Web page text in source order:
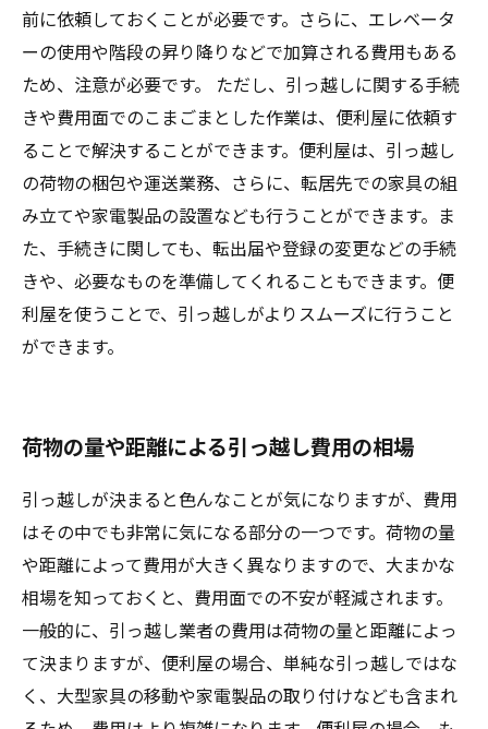
前に依頼しておくことが必要です。さらに、エレベータ
ーの使用や階段の昇り降りなどで加算される費用もある
ため、注意が必要です。 ただし、引っ越しに関する手続
きや費用面でのこまごまとした作業は、便利屋に依頼す
ることで解決することができます。便利屋は、引っ越し
の荷物の梱包や運送業務、さらに、転居先での家具の組
み立てや家電製品の設置なども行うことができます。ま
た、手続きに関しても、転出届や登録の変更などの手続
きや、必要なものを準備してくれることもできます。便
利屋を使うことで、引っ越しがよりスムーズに行うこと
ができます。
荷物の量や距離による引っ越し費用の相場
引っ越しが決まると色んなことが気になりますが、費用
はその中でも非常に気になる部分の一つです。荷物の量
や距離によって費用が大きく異なりますので、大まかな
相場を知っておくと、費用面での不安が軽減されます。
一般的に、引っ越し業者の費用は荷物の量と距離によっ
て決まりますが、便利屋の場合、単純な引っ越しではな
く、大型家具の移動や家電製品の取り付けなども含まれ